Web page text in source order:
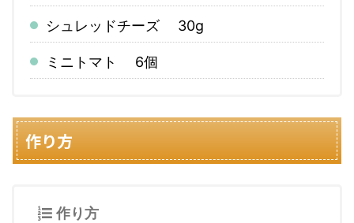
シュレッドチーズ 30g
ミニトマト 6個
作り方
作り方